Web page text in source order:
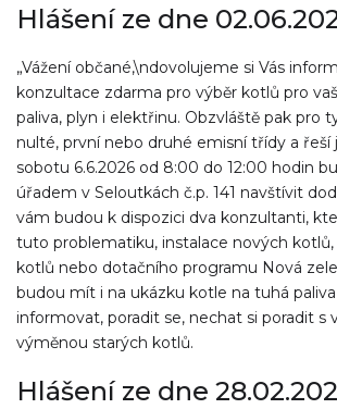
Hlášení ze dne
„Vážení občané,\ndovolujeme si Vás
konzultace zdarma pro výběr kotlů pro
paliva, plyn i elektřinu. Obzvláště pak pro
nulté, první nebo druhé emisní třídy a
sobotu 6.6.2026 od 8:00 do 12:00 hodin
úřadem v Seloutkách č.p. 141 navštívit
vám budou k dispozici dva konzultanti,
tuto problematiku, instalace nových
kotlů nebo dotačního programu Nová
budou mít i na ukázku kotle na tuhá
informovat, poradit se, nechat si poradit s
výměnou starých kotlů.
Hlášení ze dne